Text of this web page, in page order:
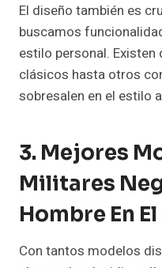
El diseño también es
buscamos
estilo personal.
clásicos hasta otros
sobresalen en el estilo
3. Mejores
Militares
Hombre En
Con tantos modelos